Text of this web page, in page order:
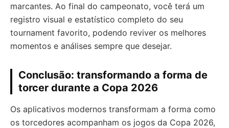
marcantes. Ao final do campeonato, você terá um
registro visual e estatístico completo do seu
tournament favorito, podendo reviver os melhores
momentos e análises sempre que desejar.
Conclusão: transformando a forma de
torcer durante a Copa 2026
Os aplicativos modernos transformam a forma como
os torcedores acompanham os jogos da Copa 2026,